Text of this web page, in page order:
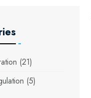
(21)
(5)